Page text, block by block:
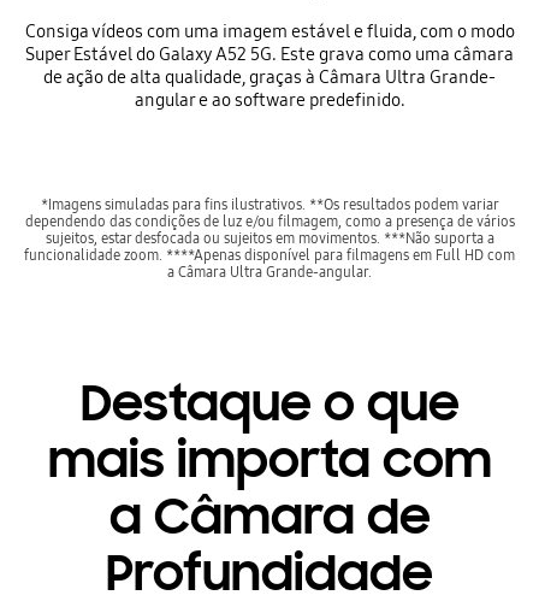
Consiga vídeos com uma imagem estável e fluida, com o modo
Super Estável do Galaxy A52 5G. Este grava como uma câmara
de ação de alta qualidade, graças à Câmara Ultra Grande-
angular e ao software predefinido.
*Imagens simuladas para fins ilustrativos. **Os resultados podem variar
dependendo das condições de luz e/ou filmagem, como a presença de vários
sujeitos, estar desfocada ou sujeitos em movimentos. ***Não suporta a
funcionalidade zoom. ****Apenas disponível para filmagens em Full HD com
a Câmara Ultra Grande-angular.
Destaque o que
mais importa com
a Câmara de
Profundidade